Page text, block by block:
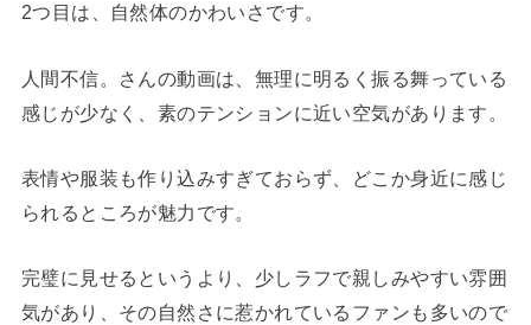
2つ目は、自然体のかわいさです。
人間不信。さんの動画は、無理に明るく振る舞っている
感じが少なく、素のテンションに近い空気があります。
表情や服装も作り込みすぎておらず、どこか身近に感じ
られるところが魅力です。
完璧に見せるというより、少しラフで親しみやすい雰囲
気があり、その自然さに惹かれているファンも多いので